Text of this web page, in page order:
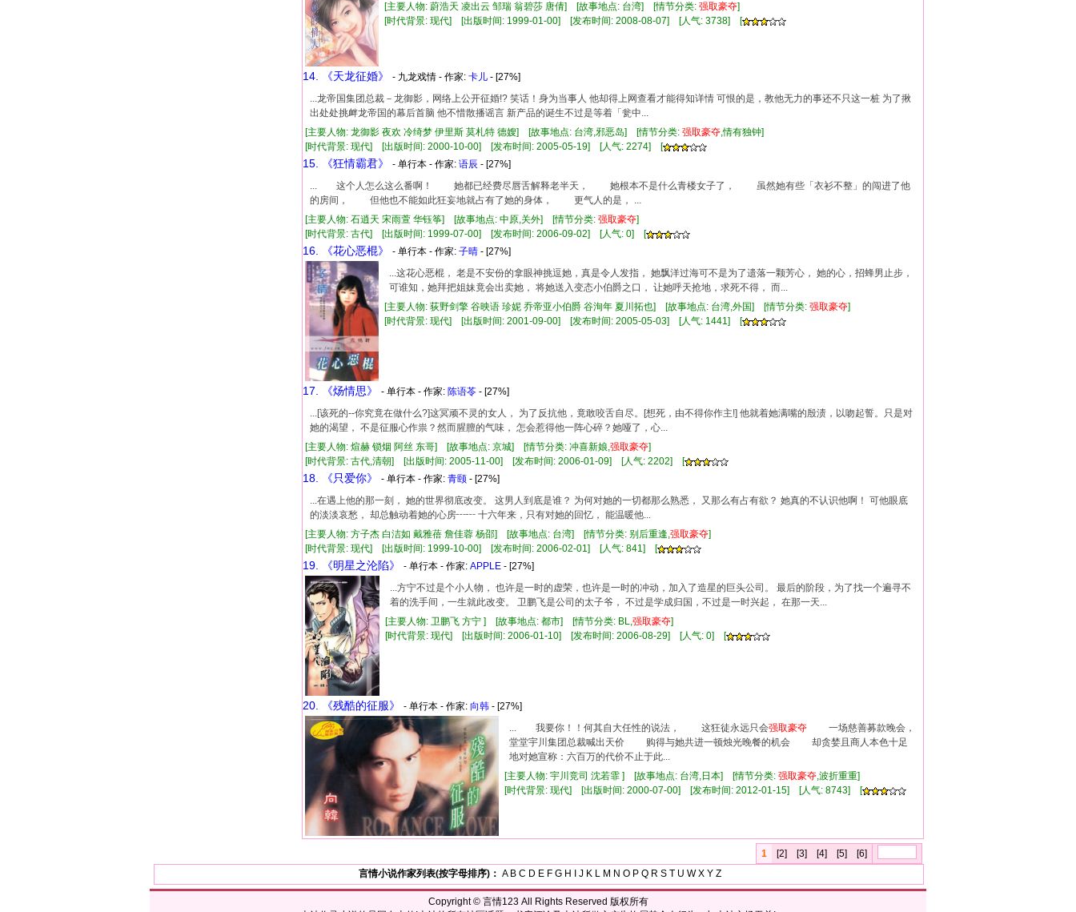
[主要人物: 蔚浩天 凌出云 邹瑞 翁碧莎 唐倩] [故事地点: 台湾] [情节分类: 强取豪夺]
[时代背景: 现代] [出版时间: 1999-01-00] [发布时间: 2008-08-07] [人气: 3738] [
14. 《天龙征婚》 - 九龙戏情 - 作家: 卡儿 - [27%]
...龙帝国集团总裁－龙御影，网络上公开征婚!? 笑话！身为当事人 他却得上网查看才能得知详情 可恨的是，教他无力的事还不只这一桩 为了揪
出处处挑衅龙帝国的幕后首脑 他不惜散播谣言 新产品的诞生不过是等着「瓮中...
[主要人物: 龙御影 夜欢 冷绮梦 伊里斯 莫札特 德嫂] [故事地点: 台湾,邪恶岛] [情节分类: 强取豪夺,情有独钟]
[时代背景: 现代] [出版时间: 2000-10-00] [发布时间: 2005-05-19] [人气: 2274] [
15. 《狂情霸君》 - 单行本 - 作家: 语辰 - [27%]
... 这个人怎么这么番啊！ 她都已经费尽唇舌解释老半天， 她根本不是什么青楼女子了， 虽然她有些「衣衫不整」的闯进了他
的房间， 但他也不能如此狂妄地就占有了她的身体， 更气人的是， ...
[主要人物: 石逍天 宋雨萱 华钰筝] [故事地点: 中原,关外] [情节分类: 强取豪夺]
[时代背景: 古代] [出版时间: 1999-07-00] [发布时间: 2006-09-02] [人气: 0] [
16. 《花心恶棍》 - 单行本 - 作家: 子晴 - [27%]
...这花心恶棍， 老是不安份的拿眼神挑逗她，真是令人发指， 她飘洋过海可不是为了遗落一颗芳心， 她的心，招蜂男止步，
可谁知，她拜把姐妹竟会出卖她， 将她送入变态小伯爵之口， 让她呼天抢地，求死不得， 而...
[主要人物: 荻野剑擎 谷映语 珍妮 乔帝亚小伯爵 谷洵年 夏川拓也] [故事地点: 台湾,外国] [情节分类: 强取豪夺]
[时代背景: 现代] [出版时间: 2001-09-00] [发布时间: 2005-05-03] [人气: 1441] [
17. 《炀情思》 - 单行本 - 作家: 陈语苓 - [27%]
...[该死的--你究竟在做什么?]这冥顽不灵的女人， 为了反抗他，竟敢咬舌自尽。[想死，由不得你作主!] 他就着她满嘴的殷渍，以吻起誓。只是对
她的渴望， 不是征服心作祟？然而腥膻的气味， 怎会惹得他一阵心碎？她哑了，心...
[主要人物: 煊赫 锁烟 阿丝 东哥] [故事地点: 京城] [情节分类: 冲喜新娘,强取豪夺]
[时代背景: 古代,清朝] [出版时间: 2005-11-00] [发布时间: 2006-01-09] [人气: 2202] [
18. 《只爱你》 - 单行本 - 作家: 青颐 - [27%]
...在遇上他的那一刻， 她的世界彻底改变。 这男人到底是谁？ 为何对她的一切都那么熟悉， 又那么有占有欲？ 她真的不认识他啊！ 可他眼底
的淡淡哀愁， 却总触动着她的心房┅┅ 十六年来，只有对她的回忆， 能温暖他...
[主要人物: 方子杰 白洁如 戴雅蓓 詹佳蓉 杨邵] [故事地点: 台湾] [情节分类: 别后重逢,强取豪夺]
[时代背景: 现代] [出版时间: 1999-10-00] [发布时间: 2006-02-01] [人气: 841] [
19. 《明星之沦陷》 - 单行本 - 作家: APPLE - [27%]
...方宁不过是个小人物， 也许是一时的虚荣，也许是一时的冲动，加入了造星的巨头公司。 最后的阶段，为了找一个遍寻不
着的洗手间，一生就此改变。 卫鹏飞是公司的太子爷， 不过是学成归国，不过是一时兴起， 在那一天...
[主要人物: 卫鹏飞 方宁 ] [故事地点: 都市] [情节分类: BL,强取豪夺]
[时代背景: 现代] [出版时间: 2006-01-10] [发布时间: 2006-08-29] [人气: 0] [
20. 《残酷的征服》 - 单行本 - 作家: 向韩 - [27%]
... 我要你！！何其自大任性的说法， 这狂徒永远只会强取豪夺 一场慈善募款晚会，
堂堂宇川集团总裁喊出天价 购得与她共进一顿烛光晚餐的机会 却贪婪且商人本色十足
地对她宣称：六百万的代价不止于此...
[主要人物: 宇川竞司 沈若霏 ] [故事地点: 台湾,日本] [情节分类: 强取豪夺,波折重重]
[时代背景: 现代] [出版时间: 2000-07-00] [发布时间: 2012-01-15] [人气: 8743] [
1 [2] [3] [4] [5]
[6]
言情小说作家列表(按字母排序)： A B C D E F G H J K L M N O P Q R S T U W X Y Z
Copyright © 言情123All Rights Reserved 版权所有